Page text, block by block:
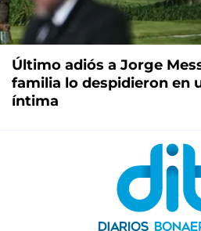
Último adiós a Jorge
familia lo despidieron en
íntima